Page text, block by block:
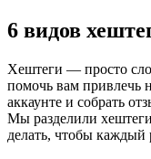
6 видов
Хештеги ― просто
помочь вам привлечь
аккаунте и собрать
Мы разделили
делать, чтобы